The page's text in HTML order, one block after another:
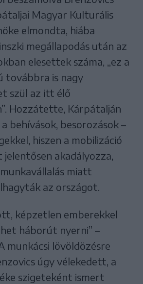
Magyar Kulturális
elmondta, hiába
megállapodás után az
elesettek száma, „ez a
továbbra is nagy
szül az itt élő
Hozzátette, Kárpátalján
behívások, besorozások –
hiszen a mobilizáció
akadályozza,
miatt
az országot.
képzetlen emberekkel
háborút nyerni” –
munkácsi lövöldözésre
úgy vélekedett, a
szigeteként ismert